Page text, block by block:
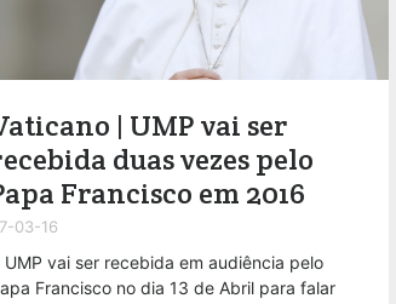
| UMP vai ser
duas vezes pelo
Francisco em 2016
03-16
UMP vai ser recebida em audiência pelo
Francisco no dia 13 de Abril para falar